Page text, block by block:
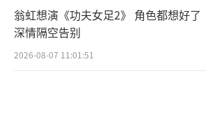
翁虹想演《功夫女足2》 角色都想好了
深情隔空告别
2026-08-07 11:01:51